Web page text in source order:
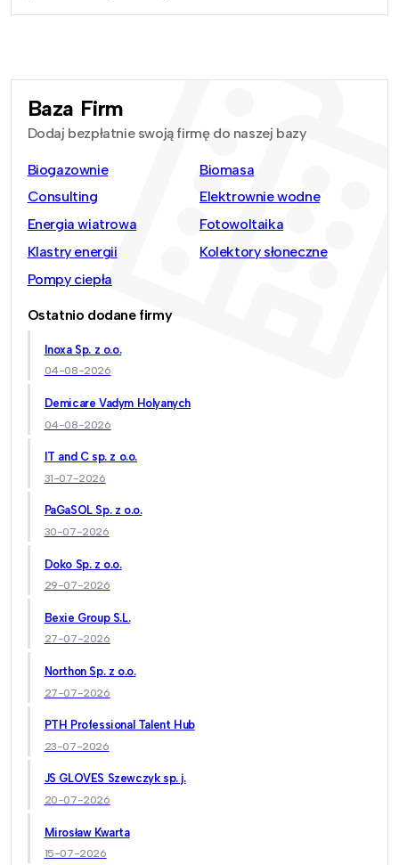
Baza Firm
Dodaj bezpłatnie swoją firmę do naszej bazy
Biogazownie
Biomasa
Consulting
Elektrownie wodne
Energia wiatrowa
Fotowoltaika
Klastry energii
Kolektory słoneczne
Pompy ciepła
Ostatnio dodane firmy
Inoxa Sp. z o.o.
04-08-2026
Demicare Vadym Holyanych
04-08-2026
IT and C sp. z o.o.
31-07-2026
PaGaSOL Sp. z o.o.
30-07-2026
Doko Sp. z o.o.
29-07-2026
Bexie Group S.L.
27-07-2026
Northon Sp. z o.o.
27-07-2026
PTH Professional Talent Hub
23-07-2026
JS GLOVES Szewczyk sp. j.
20-07-2026
Mirosław Kwarta
15-07-2026